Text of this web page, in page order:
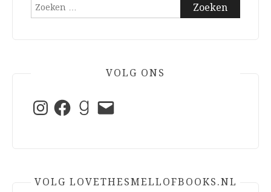
Zoeken
VOLG ONS
InstagramFacebookGoodreads
E-
mail
VOLG LOVETHESMELLOFBOOKS.NL